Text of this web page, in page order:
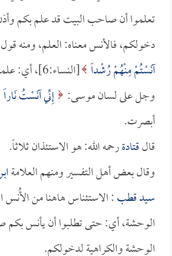
تعلموا أن صاحب البيت قد علم بكم
دخولكم، فالأنس معناه: العلم، ومنه
آنَسْتُمْ مِنْهُمْ رُشْداً
[النساء:6]،
وجل على لسان موسى: إِنِّي آنَسْتُ نَاراً
أبصرت.
قالقتادةرحمه الله: هو الاستئذان ثلاثاً.
وقال بعض أهل التفسير ومنهم العلامة
سيد قطب: الاستئناس هاهنا من
الوحشة، أي: حتى تطلبوا أن يأنس
الوحشة والكراهية لدخولكم.